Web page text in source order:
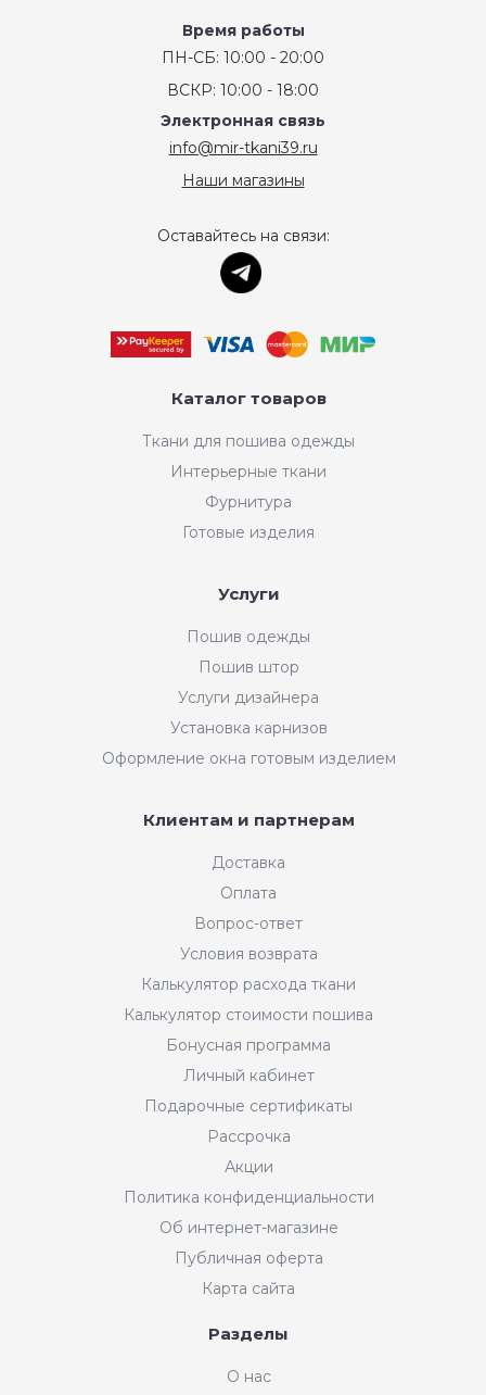
Время работы
ПН-СБ: 10:00 - 20:00
ВСКР: 10:00 - 18:00
Электронная связь
info@mir-tkani39.ru
Наши магазины
Оставайтесь на связи:
Каталог товаров
Ткани для пошива одежды
Интерьерные ткани
Фурнитура
Готовые изделия
Услуги
Пошив одежды
Пошив штор
Услуги дизайнера
Установка карнизов
Оформление окна готовым изделием
Клиентам и партнерам
Доставка
Оплата
Вопрос-ответ
Условия возврата
Калькулятор расхода ткани
Калькулятор стоимости пошива
Бонусная программа
Личный кабинет
Подарочные сертификаты
Рассрочка
Акции
Политика конфиденциальности
Об интернет-магазине
Публичная оферта
Карта сайта
Разделы
О нас